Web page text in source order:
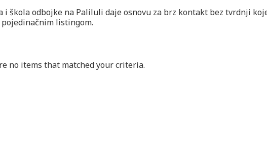
i škola odbojke na Paliluli daje osnovu za brz kontakt bez tvrdnji
listingom.
no items that matched your criteria.